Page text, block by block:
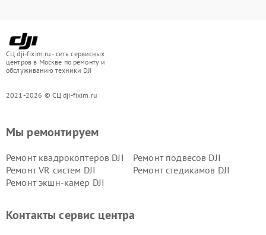
СЦ dji-fixim.ru - сеть сервисных
центров в Москве по ремонту и
обслуживанию техники DJI
2021-2026 © СЦ dji-fixim.ru
Мы ремонтируем
Ремонт квадрокоптеров DJI
Ремонт подвесов DJI
Ремонт VR систем DJI
Ремонт стедикамов DJI
Ремонт экшн-камер DJI
Контакты сервис центра